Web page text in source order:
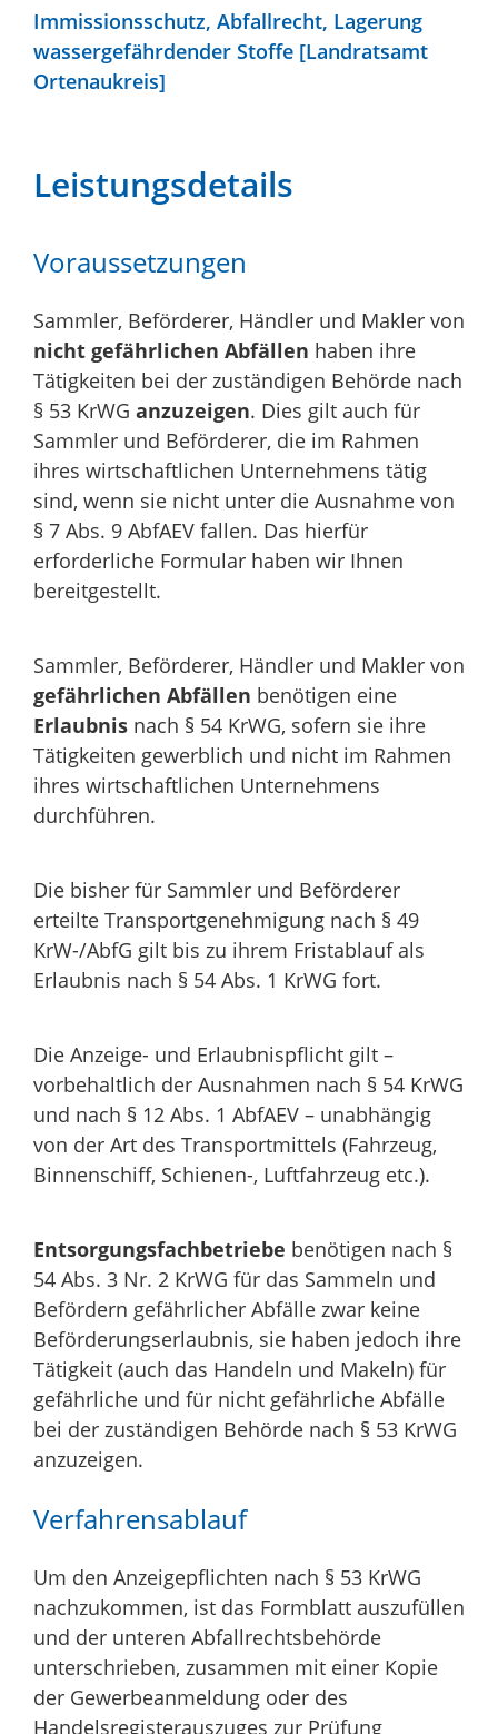
Immissionsschutz, Abfallrecht, Lagerung
wassergefährdender Stoffe [Landratsamt
Ortenaukreis]
Leistungsdetails
Voraussetzungen
Sammler, Beförderer, Händler und Makler von
nicht gefährlichen Abfällen haben ihre
Tätigkeiten bei der zuständigen Behörde nach
§ 53 KrWG anzuzeigen. Dies gilt auch für
Sammler und Beförderer, die im Rahmen
ihres wirtschaftlichen Unternehmens tätig
sind, wenn sie nicht unter die Ausnahme von
§ 7 Abs. 9 AbfAEV fallen. Das hierfür
erforderliche Formular haben wir Ihnen
bereitgestellt.
Sammler, Beförderer, Händler und Makler von
gefährlichen Abfällen benötigen eine
Erlaubnis nach § 54 KrWG, sofern sie ihre
Tätigkeiten gewerblich und nicht im Rahmen
ihres wirtschaftlichen Unternehmens
durchführen.
Die bisher für Sammler und Beförderer
erteilte Transportgenehmigung nach § 49
KrW-/AbfG gilt bis zu ihrem Fristablauf als
Erlaubnis nach § 54 Abs. 1 KrWG fort.
Die Anzeige- und Erlaubnispflicht gilt –
vorbehaltlich der Ausnahmen nach § 54 KrWG
und nach § 12 Abs. 1 AbfAEV – unabhängig
von der Art des Transportmittels (Fahrzeug,
Binnenschiff, Schienen-, Luftfahrzeug etc.).
Entsorgungsfachbetriebe benötigen nach §
54 Abs. 3 Nr. 2 KrWG für das Sammeln und
Befördern gefährlicher Abfälle zwar keine
Beförderungserlaubnis, sie haben jedoch ihre
Tätigkeit (auch das Handeln und Makeln) für
gefährliche und für nicht gefährliche Abfälle
bei der zuständigen Behörde nach § 53 KrWG
anzuzeigen.
Verfahrensablauf
Um den Anzeigepflichten nach § 53 KrWG
nachzukommen, ist das Formblatt auszufüllen
und der unteren Abfallrechtsbehörde
unterschrieben, zusammen mit einer Kopie
der Gewerbeanmeldung oder des
Handelsregisterauszuges zur Prüfung